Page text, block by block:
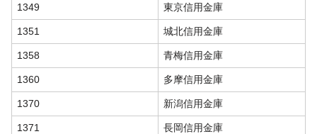
1349 東京信用金庫
1351 城北信用金庫
1358 青梅信用金庫
1360 多摩信用金庫
1370 新潟信用金庫
1371 長岡信用金庫